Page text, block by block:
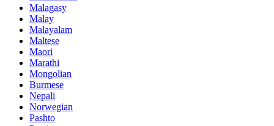
Malagasy
Malay
Malayalam
Maltese
Maori
Marathi
Mongolian
Burmese
Nepali
Norwegian
Pashto